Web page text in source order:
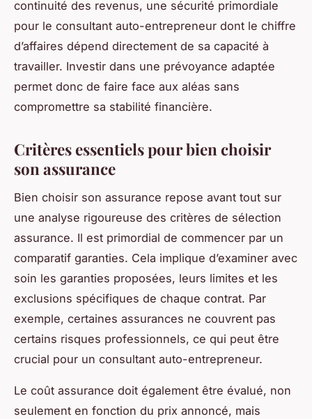
continuité des revenus, une sécurité primordiale
pour le consultant auto-entrepreneur dont le chiffre
d’affaires dépend directement de sa capacité à
travailler. Investir dans une prévoyance adaptée
permet donc de faire face aux aléas sans
compromettre sa stabilité financière.
Critères essentiels pour bien choisir
son assurance
Bien choisir son assurance repose avant tout sur
une analyse rigoureuse des critères de sélection
assurance. Il est primordial de commencer par un
comparatif garanties. Cela implique d’examiner avec
soin les garanties proposées, leurs limites et les
exclusions spécifiques de chaque contrat. Par
exemple, certaines assurances ne couvrent pas
certains risques professionnels, ce qui peut être
crucial pour un consultant auto-entrepreneur.
Le coût assurance doit également être évalué, non
seulement en fonction du prix annoncé, mais